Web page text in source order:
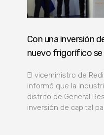
Con una inversión
nuevo frigorífico se
El viceministro de
informó que la
distrito de General
inversión de capital